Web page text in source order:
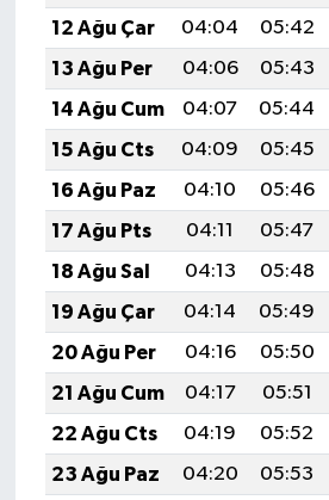
12 Ağu Çar
04:04 05:42
13 Ağu Per
04:06 05:43
14 Ağu Cum
04:07 05:44
15 Ağu Cts
04:09 05:45
16 Ağu Paz
04:10 05:46
17 Ağu Pts
04:11 05:47
18 Ağu Sal
04:13 05:48
19 Ağu Çar
04:14 05:49
20 Ağu Per
04:16 05:50
21 Ağu Cum
04:17 05:51
22 Ağu Cts
04:19 05:52
23 Ağu Paz
04:20 05:53